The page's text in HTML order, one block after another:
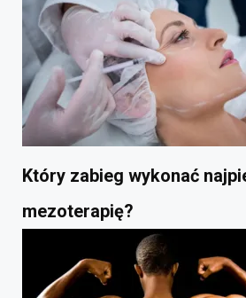
Który zabieg wykonać
mezoterapię?